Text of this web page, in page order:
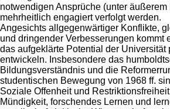
notwendigen Ansprüche (unter äußerem
mehrheitlich engagiert verfolgt werden.
Angesichts allgegenwärtiger Konflikte,
und dringender Verbesserungen kommt
das aufgeklärte Potential der Universität
entwickeln. Insbesondere das
Bildungsverständnis und die
studentischen Bewegung von 1968 ff.
Soziale Offenheit und
Mündigkeit, forschendes Lernen und